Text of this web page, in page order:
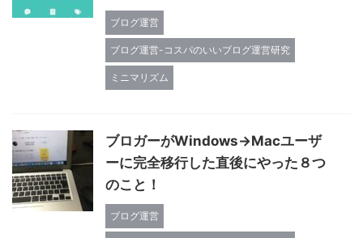
ブログ運営
ブログ運営-コスパのいいブログ運営研究
ミニマリズム
ブロガーがWindows→Macユーザ
ーに完全移行した直後にやった８つ
のこと！
ブログ運営